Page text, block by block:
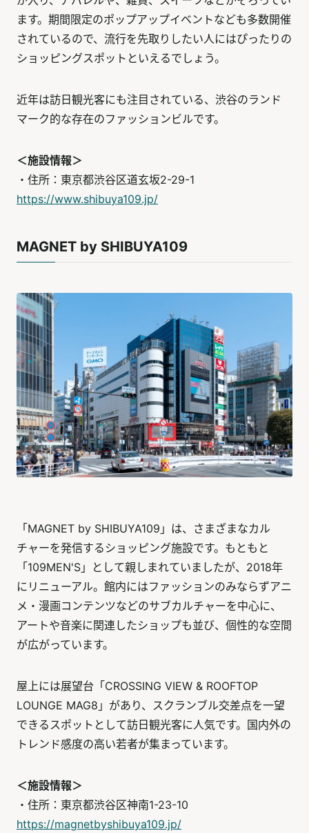
ます。期間限定のポップアップイベントなども多数開催
されているので、流行を先取りしたい人にはぴったりの
ショッピングスポットといえるでしょう。
近年は訪日観光客にも注目されている、渋谷のランド
マーク的な存在のファッションビルです。
＜施設情報＞
・住所：東京都渋谷区道玄坂2-29-1
https://www.shibuya109.jp/
MAGNET by SHIBUYA109
「MAGNET by SHIBUYA109」は、さまざまなカル
チャーを発信するショッピング施設です。もともと
「109MEN'S」として親しまれていましたが、2018年
にリニューアル。館内にはファッションのみならずアニ
メ・漫画コンテンツなどのサブカルチャーを中心に、
アートや音楽に関連したショップも並び、個性的な空間
が広がっています。
屋上には展望台「CROSSING VIEW & ROOFTOP
LOUNGE MAG8」があり、スクランブル交差点を一望
できるスポットとして訪日観光客に人気です。国内外の
トレンド感度の高い若者が集まっています。
＜施設情報＞
・住所：東京都渋谷区神南1-23-10
https://magnetbyshibuya109.jp/